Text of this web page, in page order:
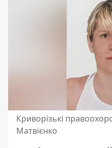
Криворізькі
Матвієнко